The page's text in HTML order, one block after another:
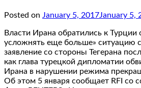
Posted on January 5, 2017January 5,
Власти Ирана обратились к Турции
усложнять еще больше» ситуацию
заявление со стороны Тегерана
как глава турецкой дипломатии
Ирана в нарушении режима
Об этом 5 января сообщает RFI со